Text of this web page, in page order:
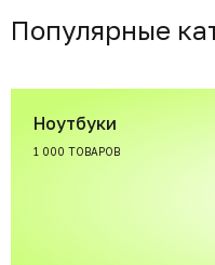
Популярные
Ноутбуки
1 000 ТОВАРОВ